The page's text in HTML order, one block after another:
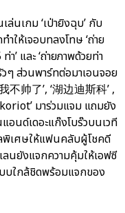
นเกม ‘เป่ายิงฉุบ’ กับ
ให้เจอบทลงโทษ ‘ถ่าย
า’ และ ‘ถ่ายภาพด้วยท่า
ๆ ส่วนพาร์ทต่อมาเอนจอย
帅了’, ‘湖边迪斯科’ ,
มาร่วมแจม แถมยัง
อนด์เดอะแก๊งโบร๊วบนเวที
พิเศษให้แฟนคลับผู้โชคดี
นยังแจกความคุ้มให้เอฟซี
บใกล้ชิดพร้อมแจกของ